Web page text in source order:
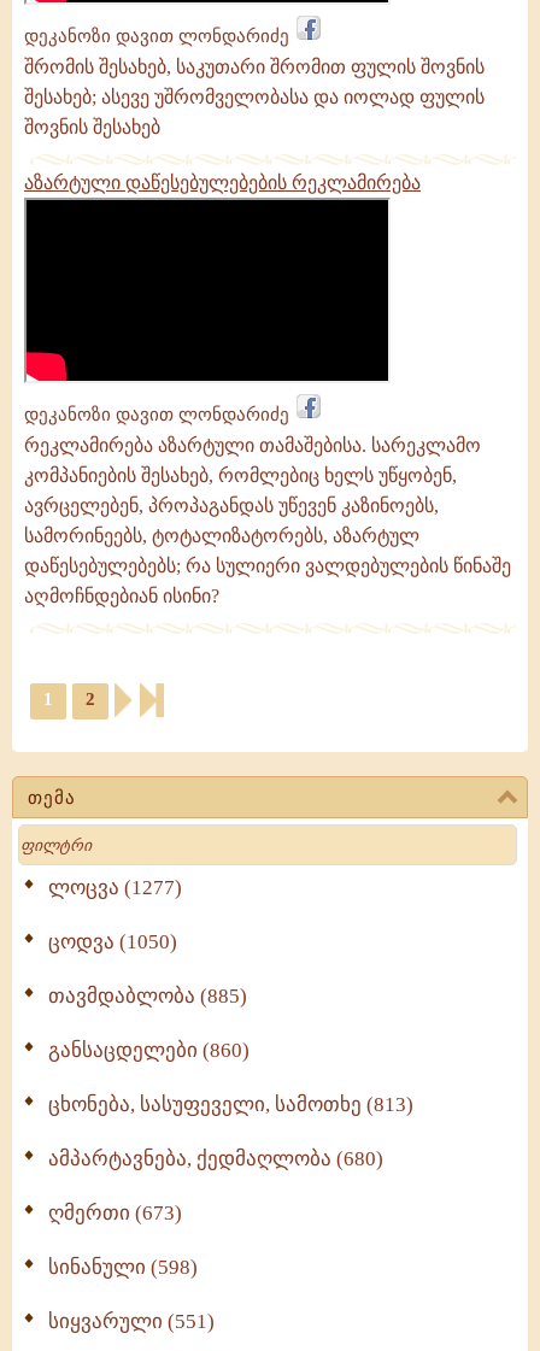
თემა
Search
ლოცვა (1277)
ცოდვა (1050)
თავმდაბლობა (885)
განსაცდელები (860)
ცხონება, სასუფეველი, სამოთხე (813)
ამპარტავნება, ქედმაღლობა (680)
ღმერთი (673)
სინანული (598)
სიყვარული (551)
დეკანოზი დავით ლონდარიძე
შრომის შესახებ, საკუთარი შრომით ფულის შოვნის
შესახებ; ასევე უშრომველობასა და იოლად ფულის
შოვნის შესახებ
აზარტული დაწესებულებების რეკლამირება
დეკანოზი დავით ლონდარიძე
რეკლამირება აზარტული თამაშებისა. სარეკლამო
კომპანიების შესახებ, რომლებიც ხელს უწყობენ,
ავრცელებენ, პროპაგანდას უწევენ კაზინოებს,
სამორინეებს, ტოტალიზატორებს, აზარტულ
დაწესებულებებს; რა სულიერი ვალდებულების წინაშე
აღმოჩნდებიან ისინი?
1 2